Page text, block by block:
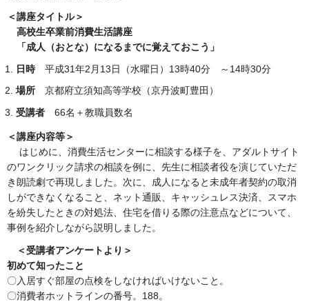
＜講座タイトル＞
高校生卒業前消費生活講座
「成人（おとな）になるまでに覚えておこう」
日時 平成31年2月13日（水曜日）13時40分 ～14時30分
場所 京都府立須知高等学校（京丹波町豊田）
受講者 66名＋教職員数名
＜講座内容等＞
はじめに、消費生活センターに相談する様子を、アダルトサイト
のワンクリック請求の相談を例に、先生に相談者役を演じていただ
き朗読劇で再現しました。次に、成人になると未成年者契約の取消
しができなくなること、ネット通販、キャッシュレス決済、スマホ
を紛失したときの対処法、住宅を借りる際の注意点などについて、
事例を紹介しながら説明しました。
＜受講者アンケートより＞
初めて知ったこと
〇入居すぐ部屋の点検をしなければいけないこと。
〇消費者ホットラインの番号。188。